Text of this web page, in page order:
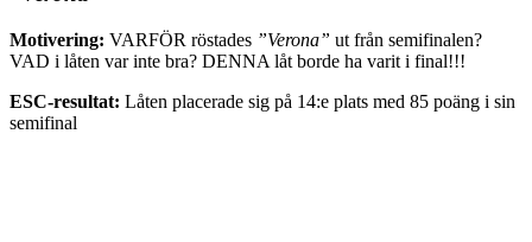
Motivering: VARFÖR röstades ”Verona” ut från semifinalen?
VAD i låten var inte bra? DENNA låt borde ha varit i final!!!
ESC-resultat: Låten placerade sig på 14:e plats med 85 poäng i sin
semifinal